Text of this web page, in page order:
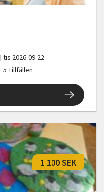
tis 2026-09-22
5 Tillfällen
1 100 SEK